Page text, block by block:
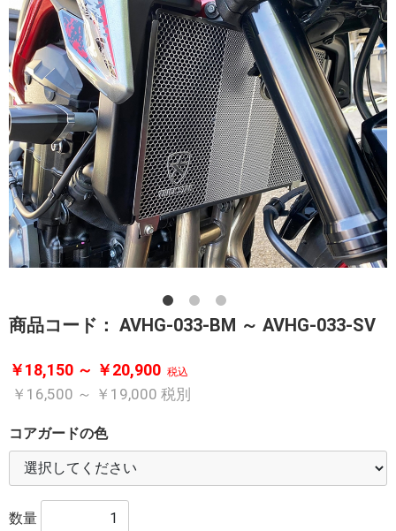
商品コード： AVHG-033-BM ～ AVHG-033-SV
￥18,150 ～ ￥20,900 税込
￥16,500 ～ ￥19,000 税別
コアガードの色
数量